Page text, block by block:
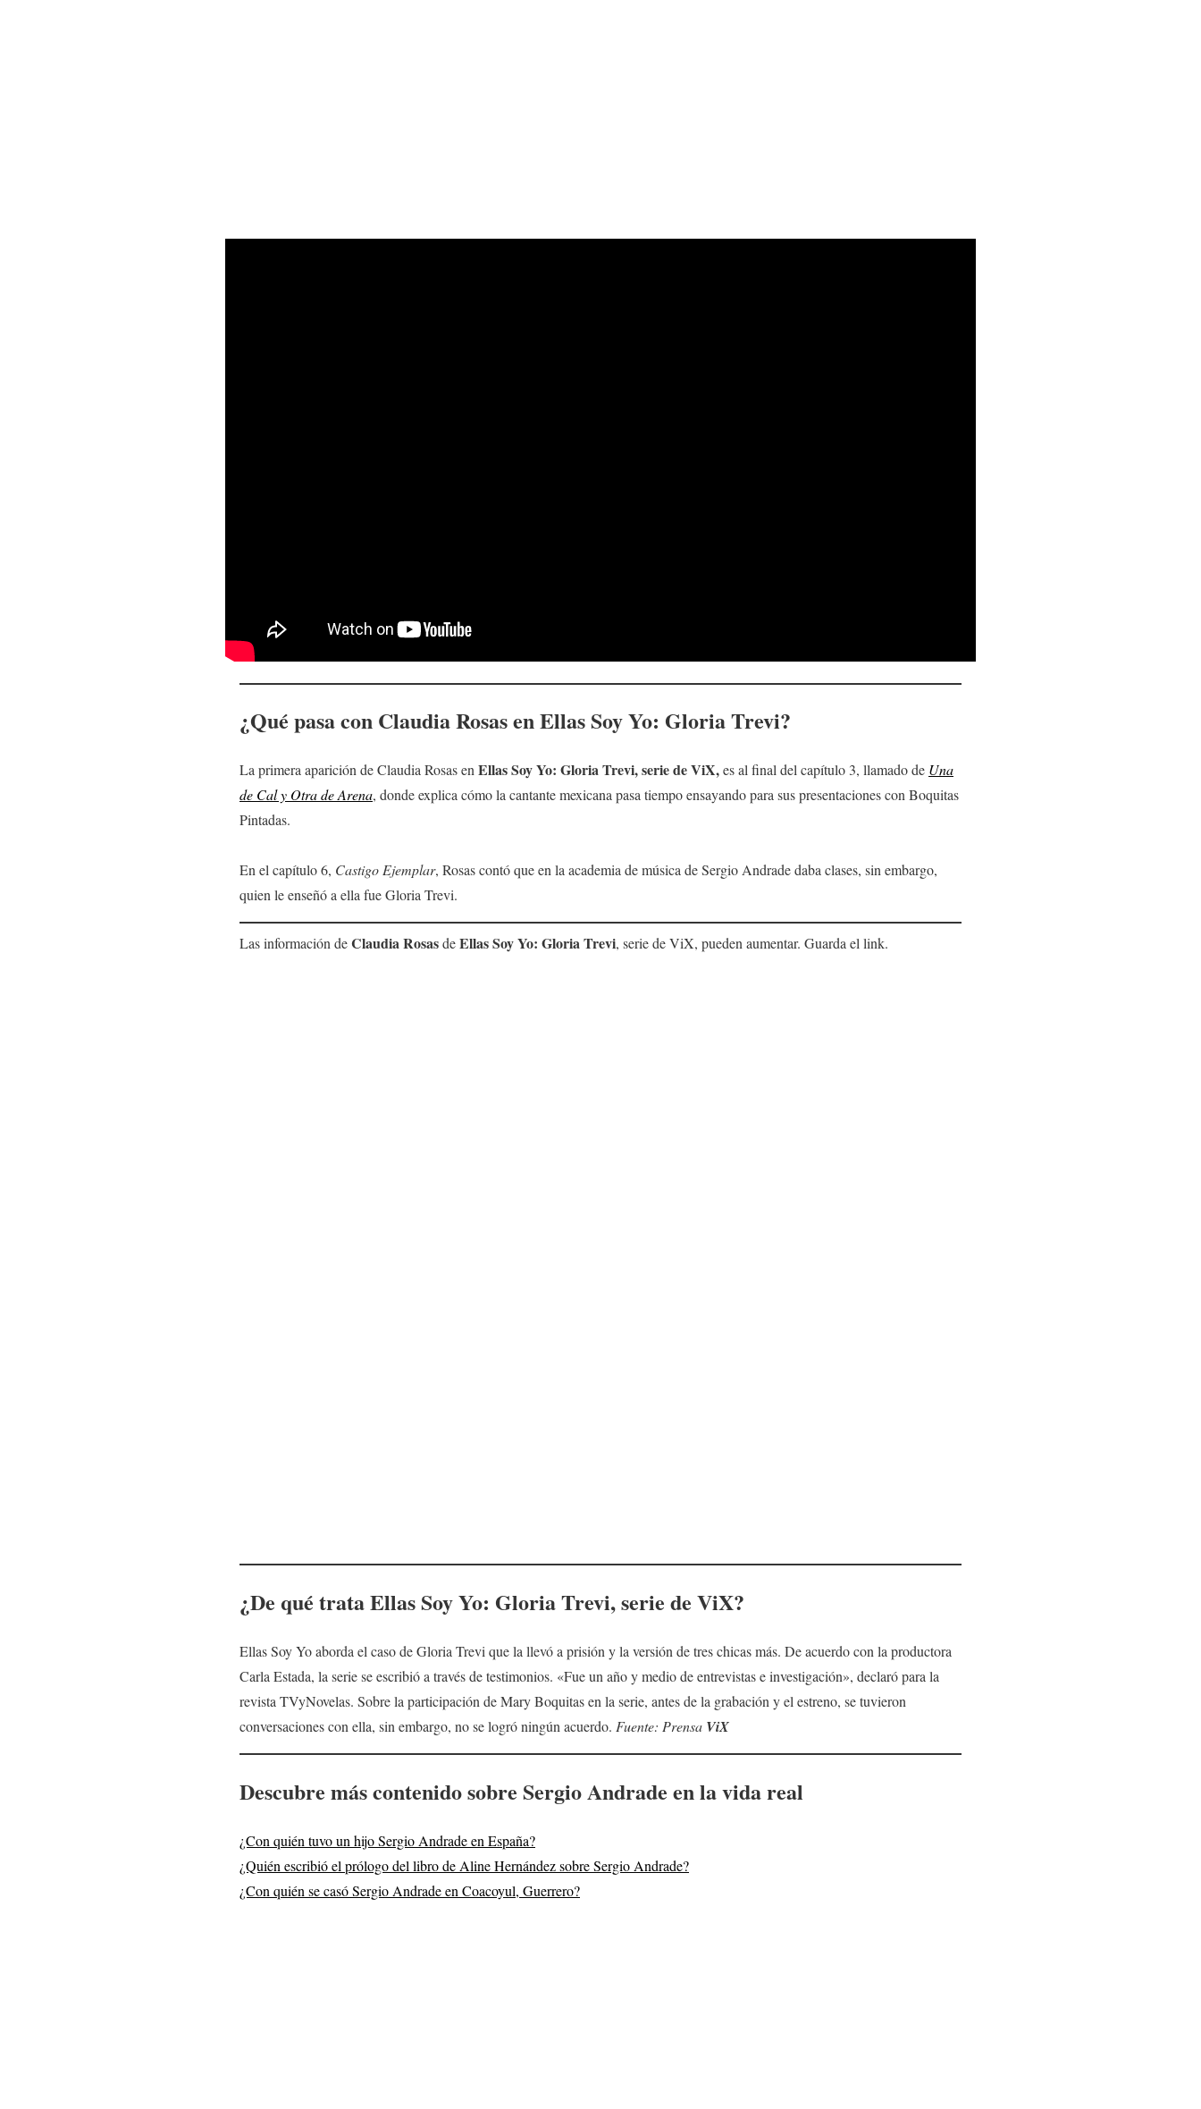
¿Qué pasa con Claudia RosasenEllas Soy Yo: Gloria Trevi?
La primera aparición de Claudia Rosas enEllas Soy Yo: Gloria Trevi, serie deViX,es al final del capítulo 3, llamado de Una
de Cal y Otra de Arena, donde explica cómo la cantante mexicana pasa tiempo ensayando para sus presentaciones con Boquitas
Pintadas.
En el capítulo 6, Castigo Ejemplar, Rosas contó que en la academia de música de Sergio Andrade daba clases, sin embargo,
quien le enseñó a ella fue Gloria Trevi.
Las información deClaudia RosasdeEllas Soy Yo: Gloria Trevi, serie de ViX, pueden aumentar. Guarda el link.
¿De qué trataEllas Soy Yo: Gloria Trevi, serie de ViX?
Ellas Soy Yo aborda el caso de Gloria Trevi que la llevó a prisión y la versión de tres chicas más. De acuerdo con la productora
Carla Estada, la serie se escribió a través de testimonios. «Fue un año y medio de entrevistas e investigación», declaró para la
revista TVyNovelas. Sobre la participación de Mary Boquitas en la serie, antes de la grabación y el estreno, se tuvieron
conversaciones con ella, sin embargo, no se logró ningún acuerdo. Fuente: Prensa ViX
Descubre más contenido sobre Sergio Andrade en la vida real
¿Con quién tuvo un hijo Sergio Andrade en España?
¿Quién escribió el prólogo del libro de Aline Hernández sobre Sergio Andrade?
¿Con quién se casó Sergio Andrade en Coacoyul, Guerrero?